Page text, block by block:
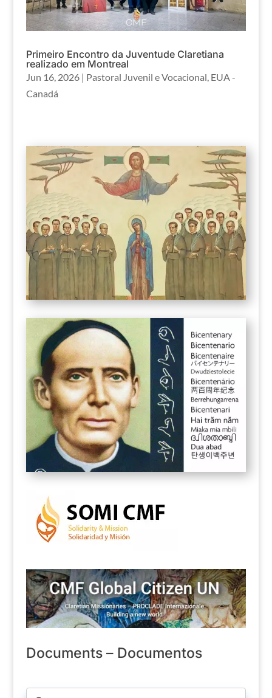
Primeiro Encontro da Juventude Claretiana
realizado em Montreal
Jun 16, 2026| Pastoral Juvenil e Vocacional, EUA -
Canadá
Documents – Documentos